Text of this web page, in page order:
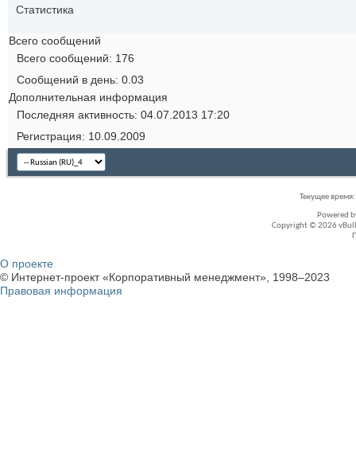
Статистика
Всего сообщений
Всего сообщений
176
Сообщений в день 0.03
Дополнительная информация
Последняя активность 04.07.2013 17:20
Регистрация
10.09.2009
Текущее время:
Powered
Copyright © 2026
О проекте
© Интернет-проект «Корпоративный менеджмент», 1998–2023
Правовая информация